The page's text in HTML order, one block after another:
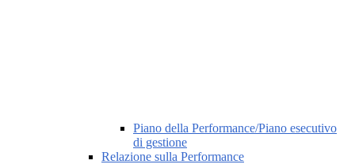
Piano della Performance/Piano esecutivo
di gestione
Relazione sulla Performance